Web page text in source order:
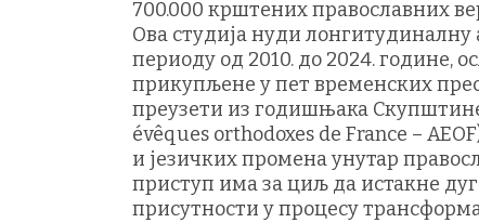
700.000 крштених православних
Ова студија нуди лонгитудиналну
периоду од 2010. до 2024. године,
прикупљене у пет временских
преузети из годишњака
évêques orthodoxes de France –
и језичких промена унутар
приступ има за циљ да истакне
присутности у процесу